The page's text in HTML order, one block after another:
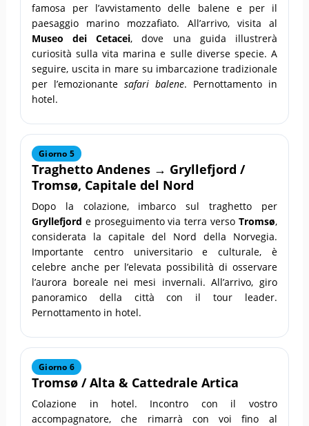
famosa per l’avvistamento delle balene e per il
paesaggio marino mozzafiato. All’arrivo, visita al
Museo dei Cetacei, dove una guida illustrerà
curiosità sulla vita marina e sulle diverse specie. A
seguire, uscita in mare su imbarcazione tradizionale
per l’emozionantesafari balene. Pernottamento in
hotel.
Giorno 5
TraghettoAndenes → Gryllefjord /
Tromsø, Capitale del Nord
Dopo la colazione, imbarco sul traghetto per
Gryllefjord e proseguimento via terra verso Tromsø,
considerata la capitale del Nord della Norvegia.
Importante centro universitario e culturale, è
celebre anche per l’elevata possibilità di osservare
l’aurora boreale nei mesi invernali. All’arrivo, giro
panoramico della città con il tour leader.
Pernottamento in hotel.
Giorno 6
Tromsø /Alta & Cattedrale Artica
Colazione in hotel. Incontro con il vostro
accompagnatore, che rimarrà con voi fino al